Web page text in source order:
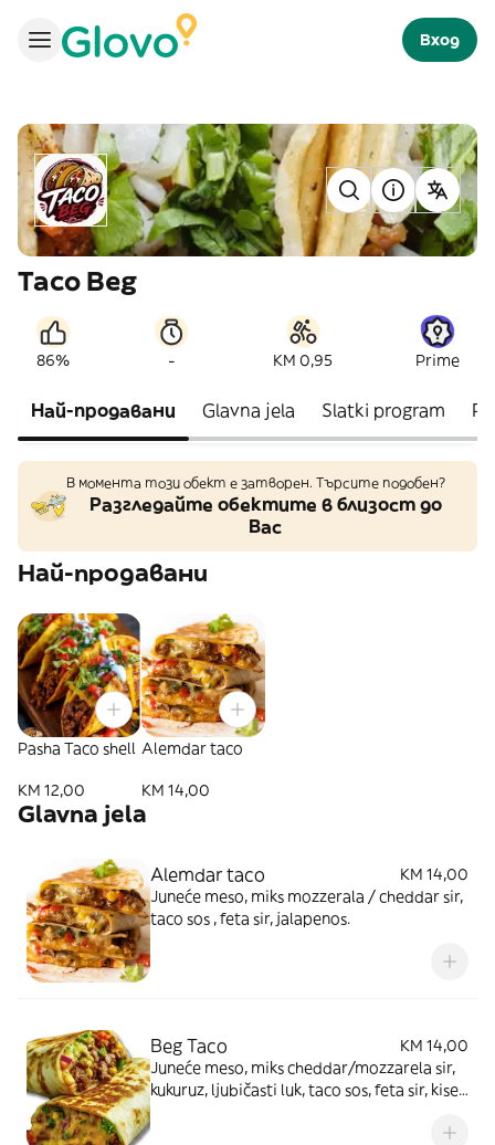
Вход
Taco Beg
86% - KM 0,95 Prime
Най-продавани Glavna jela Slatki program
В момента този обект е затворен. Търсите подобен?
Разгледайте обектите в близост до
Вас
Най-продавани
Pasha Taco shell
KM 12,00
Alemdar taco
KM 14,00
Glavna jela
Alemdar taco
KM 14,00
Juneće meso, miks mozzerala / cheddar sir,
taco sos , feta sir, jalapenos.
Beg Taco
KM 14,00
Juneće meso, miks cheddar/mozzarela sir,
kukuruz, ljubičasti luk, taco sos, feta sir, kiseli